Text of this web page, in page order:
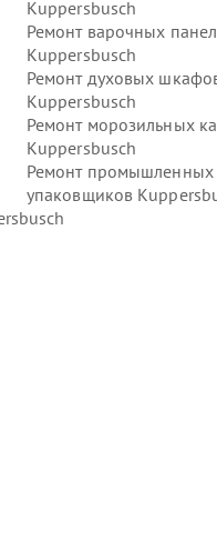
Kuppersbusch
Ремонт варочных
Kuppersbusch
Ремонт духовых
Kuppersbusch
Ремонт морозильных
Kuppersbusch
Ремонт промышленных
упаковщиков